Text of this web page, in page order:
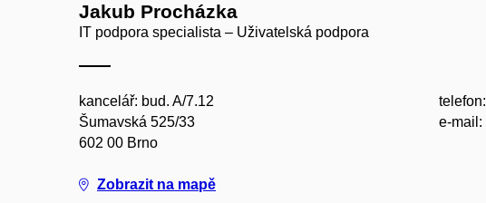
Jakub Procházka
IT podpora specialista – Uživatelská podpora
kancelář: bud. A/7.12
Šumavská 525/33
602 00 Brno
Zobrazit na mapě
telefon:
e‑mail: